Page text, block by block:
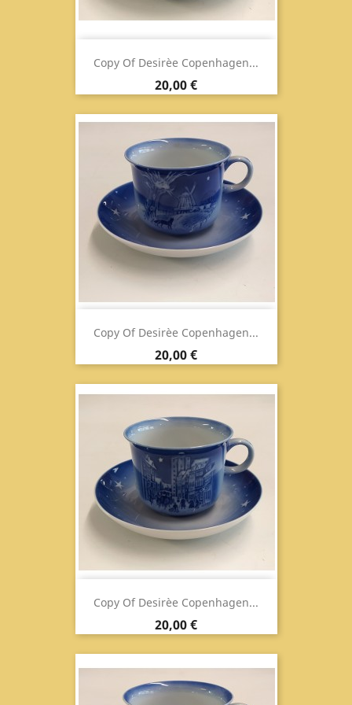
Copy Of Desirèe Copenhagen...
Prix
20,00 €
Copy Of Desirèe Copenhagen...
Prix
20,00 €
Copy Of Desirèe Copenhagen...
Prix
20,00 €